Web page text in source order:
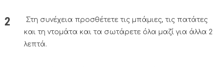
Στη συνέχεια προσθέτετε τις μπάμιες, τις πατάτες
και τη ντομάτα και τα σωτάρετε όλα μαζί για άλλα 2
λεπτά.